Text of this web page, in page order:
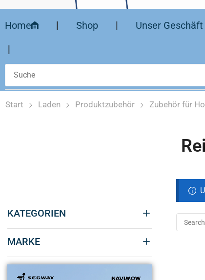
Home ❘ Shop ❘ Unser
❘
Start Laden Produktzubehör Zubehör für
KATEGORIEN
MARKE